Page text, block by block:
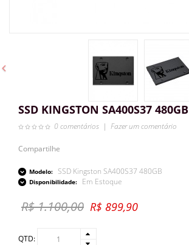
SSD KINGSTON SA400S37 480GB
0 comentários | Fazer um comentário
Compartilhe
Modelo: SSD Kingston SA400S37 480GB
Disponibilidade: Em Estoque
R$ 1.100,00 R$ 899,90
QTD: